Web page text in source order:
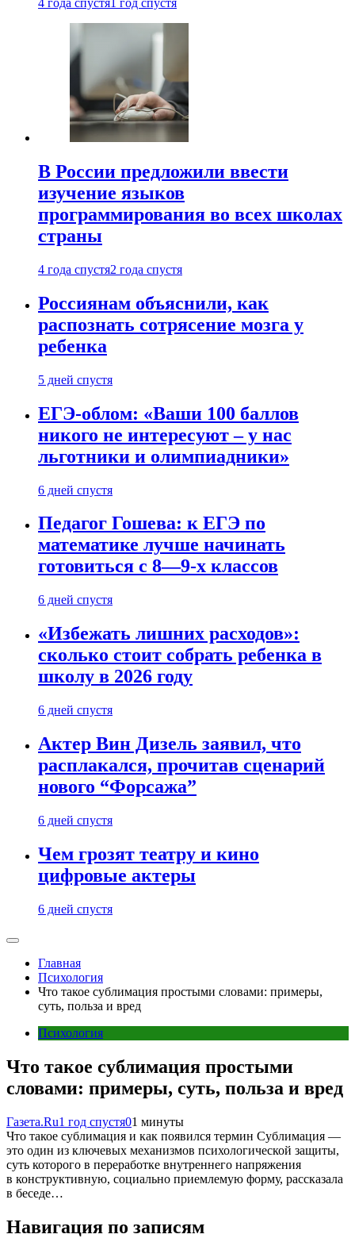
4 года спустя 1 год спустя
В России предложили ввести
изучение языков
программирования во всех школах
страны
4 года спустя2 года спустя
Россиянам объяснили, как
распознать сотрясение мозга у
ребенка
5 дней спустя
ЕГЭ-облом: «Ваши 100 баллов
никого не интересуют – у нас
льготники и олимпиадники»
6 дней спустя
Педагог Гошева: к ЕГЭ по
математике лучше начинать
готовиться с 8—9-х классов
6 дней спустя
«Избежать лишних расходов»:
сколько стоит собрать ребенка в
школу в 2026 году
6 дней спустя
Актер Вин Дизель заявил, что
расплакался, прочитав сценарий
нового “Форсажа”
6 дней спустя
Чем грозят театру и кино
цифровые актеры
6 дней спустя
Главная
Психология
Что такое сублимация простыми словами: примеры,
суть, польза и вред
Психология
Что такое сублимация простыми
словами: примеры, суть, польза и вред
Газета.Ru1 год спустя01 минуты
Что такое сублимация и как появился термин Сублимация —
это один из ключевых механизмов психологической защиты,
суть которого в переработке внутреннего напряжения
в конструктивную, социально приемлемую форму, рассказала
в беседе…
Навигация по записям